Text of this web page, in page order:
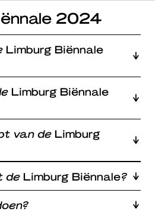
2024
Limburg Biënnale
Limburg Biënnale
van de Limburg
de Limburg Biënnale?